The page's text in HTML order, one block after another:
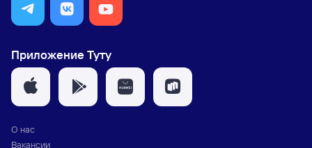
Приложение Туту
О нас
Вакансии